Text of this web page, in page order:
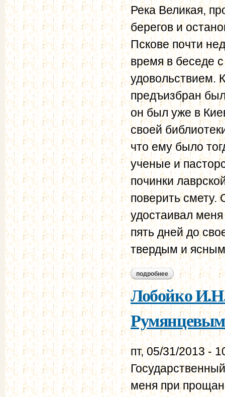
Река Великая,
берегов и
Пскове почти
время в беседе
удовольствием.
предъизбран
он был уже в
своей
что ему было
ученые и
починки
поверить смету.
удостаивал
пять дней до
твердым и
подробнее о лобойко и.н.
Лобойко
пт, 05/31/2013 -
меня при